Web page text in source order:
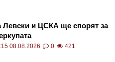
Левски и ЦСКА ще спорят за
08.08.2026 0 421